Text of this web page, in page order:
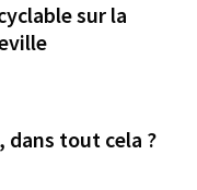
sur la
dans tout cela ?